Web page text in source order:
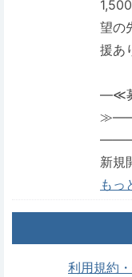
望の
援あ
―≪
新規
もっ
利用規約